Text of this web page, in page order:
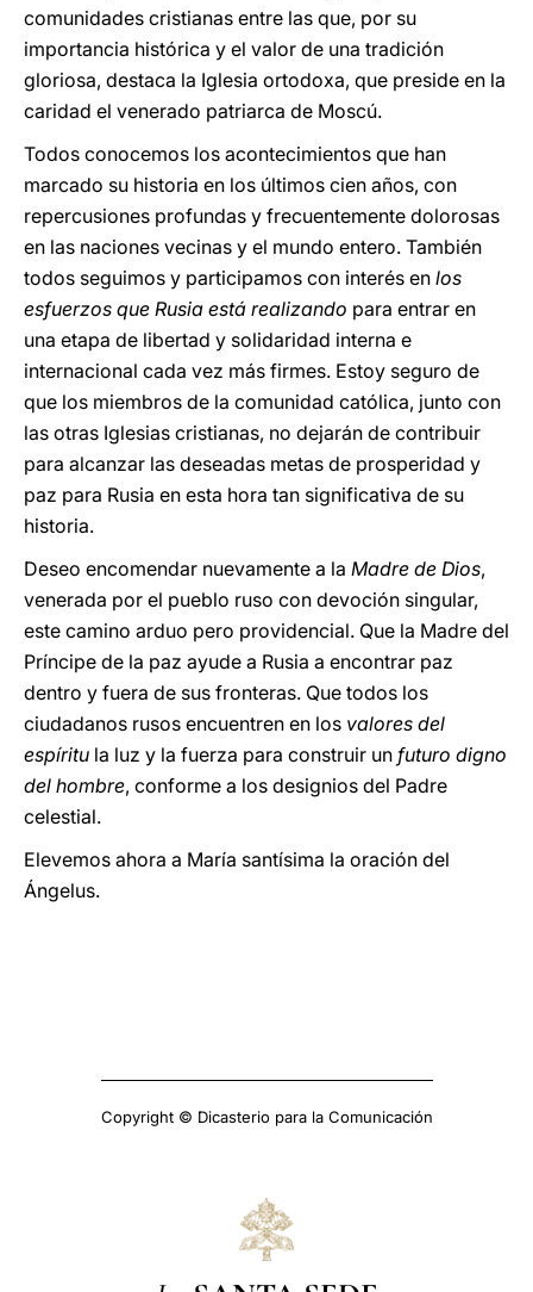
comunidades cristianas entre las que, por su
importancia histórica y el valor de una tradición
gloriosa, destaca la Iglesia ortodoxa, que preside en la
caridad el venerado patriarca de Moscú.
Todos conocemos los acontecimientos que han
marcado su historia en los últimos cien años, con
repercusiones profundas y frecuentemente dolorosas
en las naciones vecinas y el mundo entero. También
todos seguimos y participamos con interés en los
esfuerzos que Rusia está realizando para entrar en
una etapa de libertad y solidaridad interna e
internacional cada vez más firmes. Estoy seguro de
que los miembros de la comunidad católica, junto con
las otras Iglesias cristianas, no dejarán de contribuir
para alcanzar las deseadas metas de prosperidad y
paz para Rusia en esta hora tan significativa de su
historia.
Deseo encomendar nuevamente a la Madre de Dios,
venerada por el pueblo ruso con devoción singular,
este camino arduo pero providencial. Que la Madre del
Príncipe de la paz ayude a Rusia a encontrar paz
dentro y fuera de sus fronteras. Que todos los
ciudadanos rusos encuentren en los valores del
espíritu la luz y la fuerza para construir un futuro digno
del hombre, conforme a los designios del Padre
celestial.
Elevemos ahora a María santísima la oración del
Ángelus.
Copyright © Dicasterio para la Comunicación